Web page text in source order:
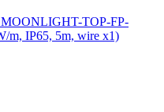
MOONLIGHT-TOP-FP-
m, IP65, 5m, wire x1)